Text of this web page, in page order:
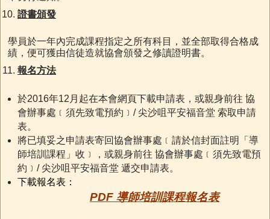
證書頒發
學員於一年內完成課程指定之所有科目，並全部取得合格成
績，便可獲由信徒造就協會頒發之修讀證明書。
報名方法
於2016年12月起在本會網頁下載申請表，或親身前往 協
會辦事處﹝須先致電預約﹞/ 尖沙咀平安福音堂 索取申請
表。
將已填妥之申請表寄回協會辦事處﹝請於信封面註明「導
師培訓課程」收﹞，或親身前往 協會辦事處﹝須先致電預
約﹞/ 尖沙咀平安福音堂 遞交申請表。
下載報名表：
PDF 導師培訓課程報名表